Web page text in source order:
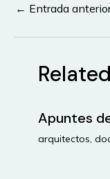
Navegación
entradas
← Entrada
Apuntes
arquitectos,